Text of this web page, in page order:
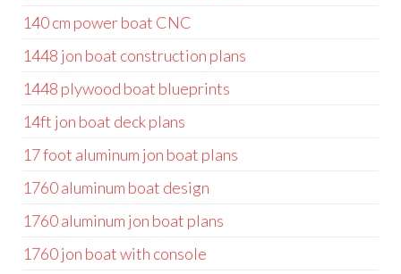
140 cm power boat CNC
1448 jon boat construction plans
1448 plywood boat blueprints
14ft jon boat deck plans
17 foot aluminum jon boat plans
1760 aluminum boat design
1760 aluminum jon boat plans
1760 jon boat with console